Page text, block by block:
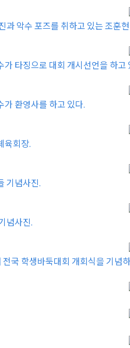
과 악수 포즈를 취하고 있는 조훈
타징으로 대회 개시선언을 하고
환영사를 하고 있다.
육회장.
기념사진.
념사진.
국 학생바둑대회 개회식을 기념